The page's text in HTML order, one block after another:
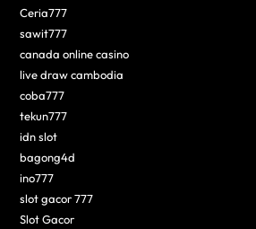
Ceria777
sawit777
canada online casino
live draw cambodia
coba777
tekun777
idn slot
bagong4d
ino777
slot gacor 777
Slot Gacor